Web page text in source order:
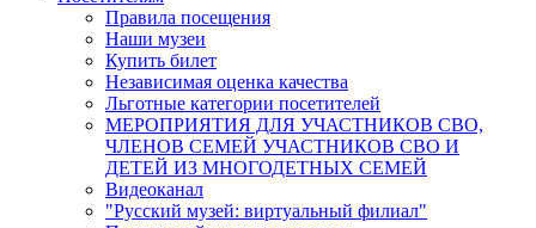
Правила посещения
Наши музеи
Купить билет
Независимая оценка качества
Льготные категории посетителей
МЕРОПРИЯТИЯ ДЛЯ УЧАСТНИКОВ СВО,
ЧЛЕНОВ СЕМЕЙ УЧАСТНИКОВ СВО И
ДЕТЕЙ ИЗ МНОГОДЕТНЫХ СЕМЕЙ
Видеоканал
"Русский музей: виртуальный филиал"